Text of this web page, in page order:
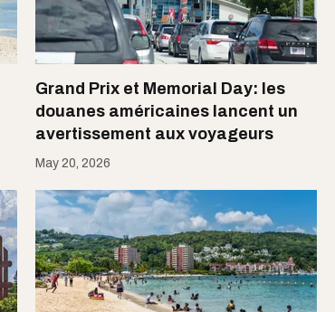
Grand Prix et Memorial Day: les
douanes américaines lancent un
avertissement aux voyageurs
May 20, 2026